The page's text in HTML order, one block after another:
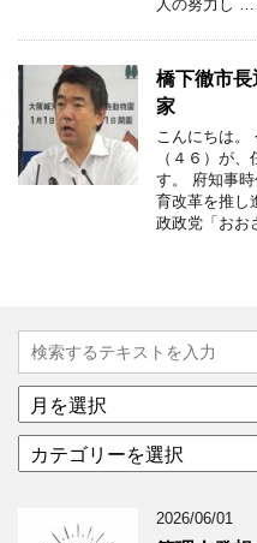
人の努力し …
橋下徹市
家
こんにちは。
（４６）が
す。 府知事
育改革を推し
政政党「お
ア
ー
カ
イ
テ
2026/06/01